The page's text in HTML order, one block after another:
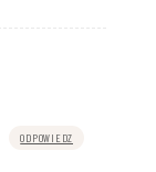
ODPOWIEDZ